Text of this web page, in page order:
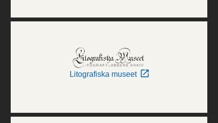
Litografiska museet